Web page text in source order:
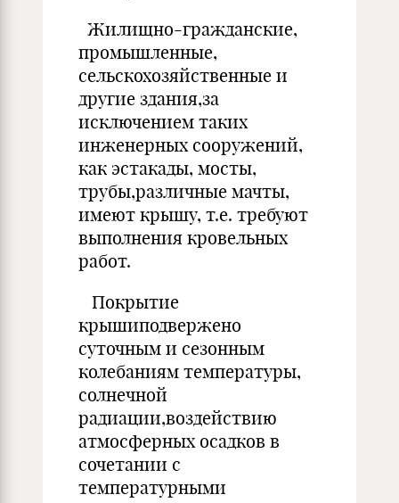
Жилищно-гражданские,
промышленные,
сельскохозяйственные и
другие здания,за
исключением таких
инженерных сооружений,
как эстакады, мосты,
трубы,различные мачты,
имеют крышу, т.е. требуют
выполнения кровельных
работ.
Покрытие
крышиподвержено
суточным и сезонным
колебаниям температуры,
солнечной
радиации,воздействию
атмосферных осадков в
сочетании с
температурными